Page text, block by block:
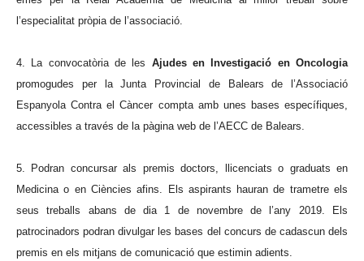
l’especialitat pròpia de l’associació.
4. La convocatòria de les Ajudes en Investigació en Oncologia
promogudes per la Junta Provincial de Balears de l’Associació
Espanyola Contra el Càncer compta amb unes bases específiques,
accessibles a través de la pàgina web de l’AECC de Balears.
5. Podran concursar als premis doctors, llicenciats o graduats en
Medicina o en Ciències afins. Els aspirants hauran de trametre els
seus treballs abans de dia 1 de novembre de l’any 2019. Els
patrocinadors podran divulgar les bases del concurs de cadascun dels
premis en els mitjans de comunicació que estimin adients.